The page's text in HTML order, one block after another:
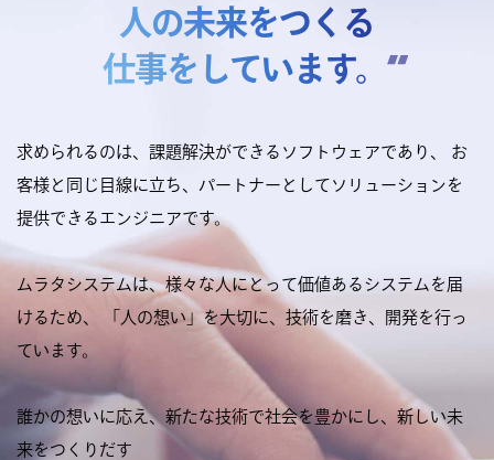
人の未来をつくる
仕事をしています。
求められるのは、課題解決ができるソフトウェアであり、
お
客様と同じ目線に立ち、パートナーとしてソリューションを
提供できるエンジニアです。
ムラタシステムは、様々な人にとって価値あるシステムを届
けるため、
「人の想い」を大切に、技術を磨き、開発を行っ
ています。
誰かの想いに応え、新たな技術で社会を豊かにし、新しい未
来をつくりだす